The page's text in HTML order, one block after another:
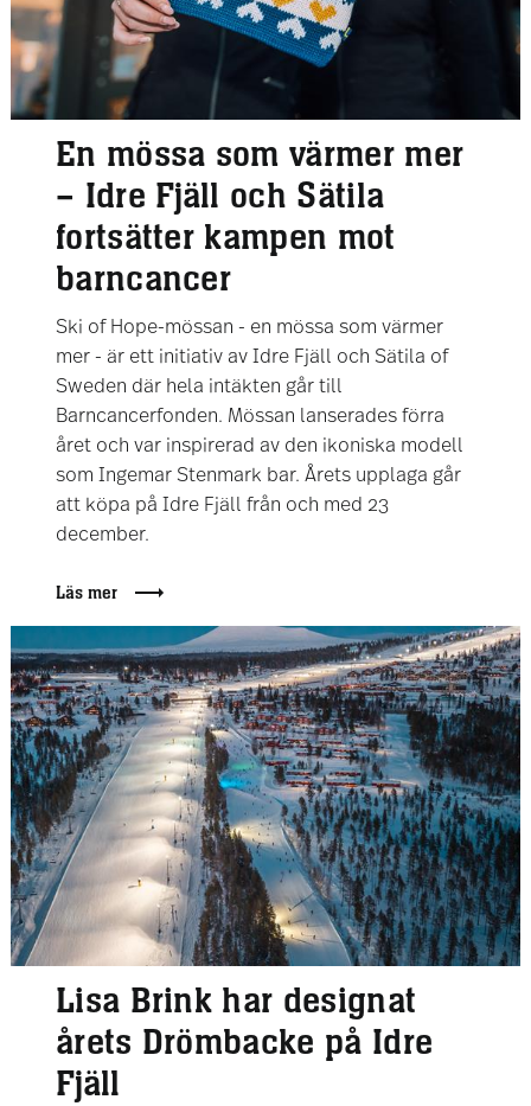
En mössa som värmer mer
– Idre Fjäll och Sätila
fortsätter kampen mot
barncancer
Ski of Hope-mössan - en mössa som värmer
mer - är ett initiativ av Idre Fjäll och Sätila of
Sweden där hela intäkten går till
Barncancerfonden. Mössan lanserades förra
året och var inspirerad av den ikoniska modell
som Ingemar Stenmark bar. Årets upplaga går
att köpa på Idre Fjäll från och med 23
december.
Läs mer
Lisa Brink har designat
årets Drömbacke på Idre
Fjäll